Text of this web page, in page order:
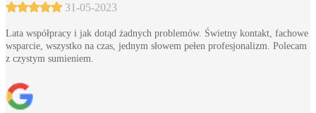
31-05-2023
Lata współpracy i jak dotąd żadnych problemów. Świetny kontakt, fachowe
wsparcie, wszystko na czas, jednym słowem pełen profesjonalizm. Polecam
z czystym sumieniem.